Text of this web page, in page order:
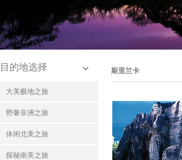
目的地选择
大美极地之旅
野奢非洲之旅
休闲北美之旅
探秘南美之旅
斯里兰卡